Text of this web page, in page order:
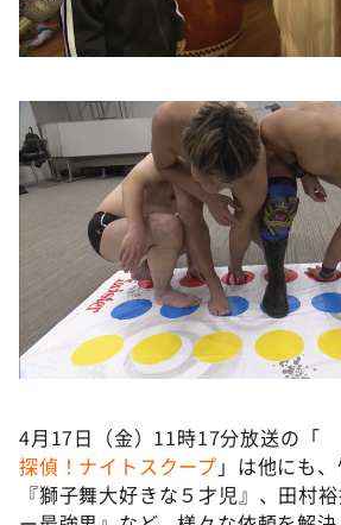
4月17日（金）11時17分放送の「
探偵！ナイトスクープ 」は他にも
『獅子舞大好きな５才児』、田村